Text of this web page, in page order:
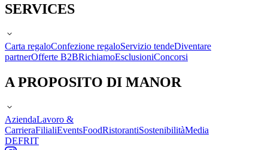
SERVICES
Carta regaloConfezione regaloServizio tendeDiventare
partnerOfferte B2BRichiamoEsclusioniConcorsi
A PROPOSITO DI MANOR
AziendaLavoro &
CarrieraFilialiEventsFoodRistorantiSostenibilitàMedia
DEFRIT